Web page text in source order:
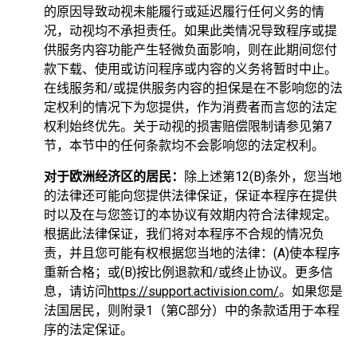
的原因导致动视未能履行或延迟履行任何义务的情
况，动视均不承担责任。如果此类情况导致程序或提
供服务内容功能产生轻微负面影响，则在此期间您付
款下载、使用或访问程序或内容的义务将暂时中止。
在线服务和/或提供服务内容的担保是在不影响您的法
定权利的情况下为您提供，作为消费者而言您的法定
权利始终优先。关于动视的损害赔偿限制请参见第7
节，本节中的任何条款均不会影响您的法定权利。
对于欧洲经济区的居民：
除上述第12(B)条外，您当地
的法律还可能向您提供法律保证，保证本程序在提供
时以及在与您签订的本协议有效期内符合法律规定。
根据此法律保证，我们将对本程序不合规的情况负
责，并且您可能有权根据您当地的法律：(A)使本程序
重新合格；或(B)按比例退款和/或终止协议。更多信
息，请访问https://support.activision.com/。如果您是
法国居民，则附录1（第C部分）中的条款适用于本程
序的法定保证。